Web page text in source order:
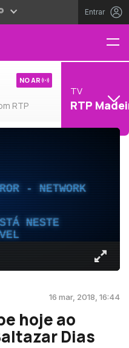
Entrar
RTP
NO AR
TV
RTP
- NETWORK
NESTE
16 mar, 2018, 16:44
hoje ao
Dias